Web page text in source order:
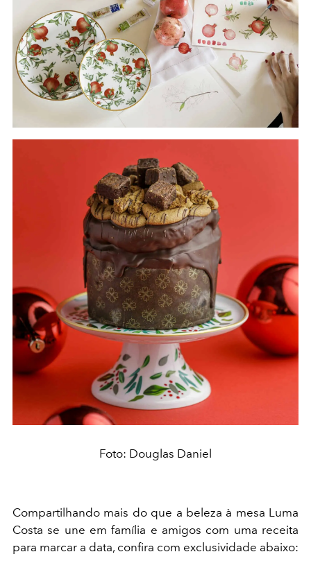
Foto: Douglas Daniel
Compartilhando mais do que a beleza à mesa Luma
Costa se une em família e amigos com uma receita
para marcar a data, confira com exclusividade abaixo: